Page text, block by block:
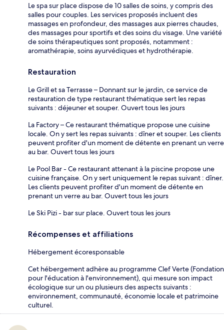
Le spa sur place dispose de 10 salles de soins, y compris des
salles pour couples. Les services proposés incluent des
massages en profondeur, des massages aux pierres chaudes,
des massages pour sportifs et des soins du visage. Une variété
de soins thérapeutiques sont proposés, notamment :
aromathérapie, soins ayurvédiques et hydrothérapie.
Restauration
Le Grill et sa Terrasse – Donnant sur le jardin, ce service de
restauration de type restaurant thématique sert les repas
suivants : déjeuner et souper. Ouvert tous les jours
La Factory – Ce restaurant thématique propose une cuisine
locale. On y sert les repas suivants : dîner et souper. Les clients
peuvent profiter d'un moment de détente en prenant un verre
au bar. Ouvert tous les jours
Le Pool Bar - Ce restaurant attenant à la piscine propose une
cuisine française. On y sert uniquement le repas suivant : dîner.
Les clients peuvent profiter d'un moment de détente en
prenant un verre au bar. Ouvert tous les jours
Le Ski Pizi - bar sur place. Ouvert tous les jours
Récompenses et affiliations
Hébergement écoresponsable
Cet hébergement adhère au programme Clef Verte (Fondation
pour l'éducation à l'environnement), qui mesure son impact
écologique sur un ou plusieurs des aspects suivants :
environnement, communauté, économie locale et patrimoine
culturel.